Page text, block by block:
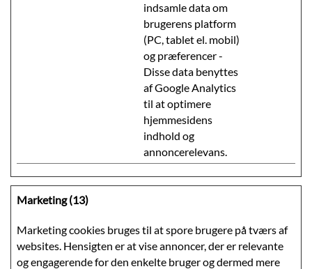
indsamle data om
brugerens platform
(PC, tablet el. mobil)
og præferencer -
Disse data benyttes
af Google Analytics
til at optimere
hjemmesidens
indhold og
annoncerelevans.
Marketing (13)
Marketing cookies bruges til at spore brugere på tværs af
websites. Hensigten er at vise annoncer, der er relevante
og engagerende for den enkelte bruger og dermed mere